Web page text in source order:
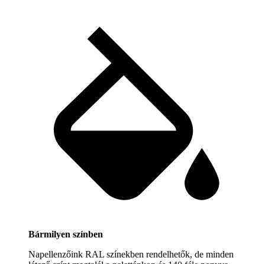
Bármilyen színben
Napellenzőink RAL színekben rendelhetők, de minden